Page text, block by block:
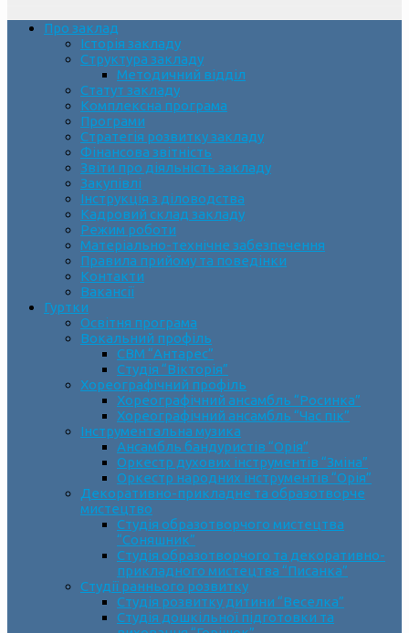
Про заклад
Історія закладу
Структура закладу
Методичний відділ
Статут закладу
Комплексна програма
Програми
Стратегія розвитку закладу
Фінансова звітність
Звіти про діяльність закладу
Закупівлі
Інструкція з діловодства
Кадровий склад закладу
Режим роботи
Матеріально-технічне забезпечення
Правила прийому та поведінки
Контакти
Вакансії
Гуртки
Освітня програма
Вокальний профіль
СВМ “Антарес”
Студія “Вікторія”
Хореографічний профіль
Хореографічний ансамбль “Росинка”
Хореографічний ансамбль “Час пік”
Інструментальна музика
Ансамбль бандуристів “Орія”
Оркестр духових інструментів “Зміна”
Оркестр народних інструментів “Орія”
Декоративно-прикладне та образотворче
мистецтво
Cтудія образотворчого мистецтва
“Соняшник”
Студія образотворчого та декоративно-
прикладного мистецтва “Писанка”
Студії раннього розвитку
Студія розвитку дитини “Веселка”
Студія дошкільної підготовки та